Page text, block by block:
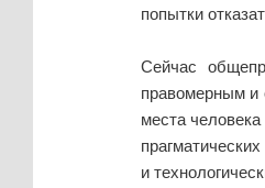
попытки
Сейчас
правомерным и
места
и